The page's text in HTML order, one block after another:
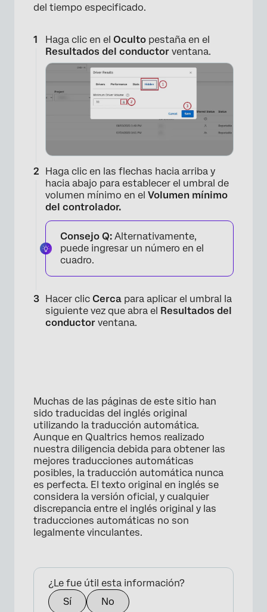
del tiempo especificado.
Haga clic en el Oculto pestaña en el
Resultados del conductor ventana.
Haga clic en las flechas hacia arriba y
hacia abajo para establecer el umbral de
volumen mínimo en el Volumen mínimo
del controlador.
Consejo Q: Alternativamente,
puede ingresar un número en el
cuadro.
Hacer clic Cerca para aplicar el umbral la
siguiente vez que abra el Resultados del
conductor ventana.
Muchas de las páginas de este sitio han
sido traducidas del inglés original
utilizando la traducción automática.
Aunque en Qualtrics hemos realizado
nuestra diligencia debida para obtener las
mejores traducciones automáticas
posibles, la traducción automática nunca
es perfecta. El texto original en inglés se
considera la versión oficial, y cualquier
discrepancia entre el inglés original y las
traducciones automáticas no son
legalmente vinculantes.
¿Le fue útil esta información?
Sí
No